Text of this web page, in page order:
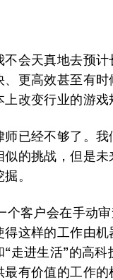
会天真地去预
更高效甚至有
改变行业的游戏
已经不够了。
的挑战，但是
。
客户会在手动
这样的工作由
走进生活”的高科
有价值的工作